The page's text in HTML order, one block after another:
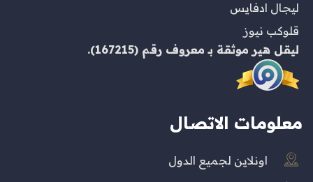
ليجال ادفايس
قلوكب نيوز
ليقل هير موثقة بـ معروف رقم (167215).
معلومات الاتصال
اونلاين لجميع الدول